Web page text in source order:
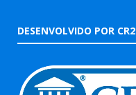
DESENVOLVIDO POR CR2